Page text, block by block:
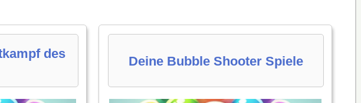
des
Deine Bubble Shooter Spiele